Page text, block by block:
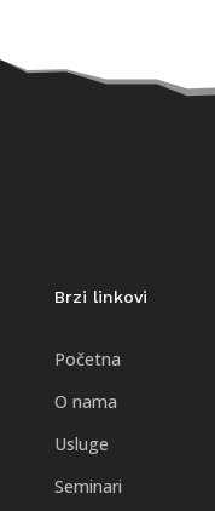
Brzi linkovi
Početna
O nama
Usluge
Seminari